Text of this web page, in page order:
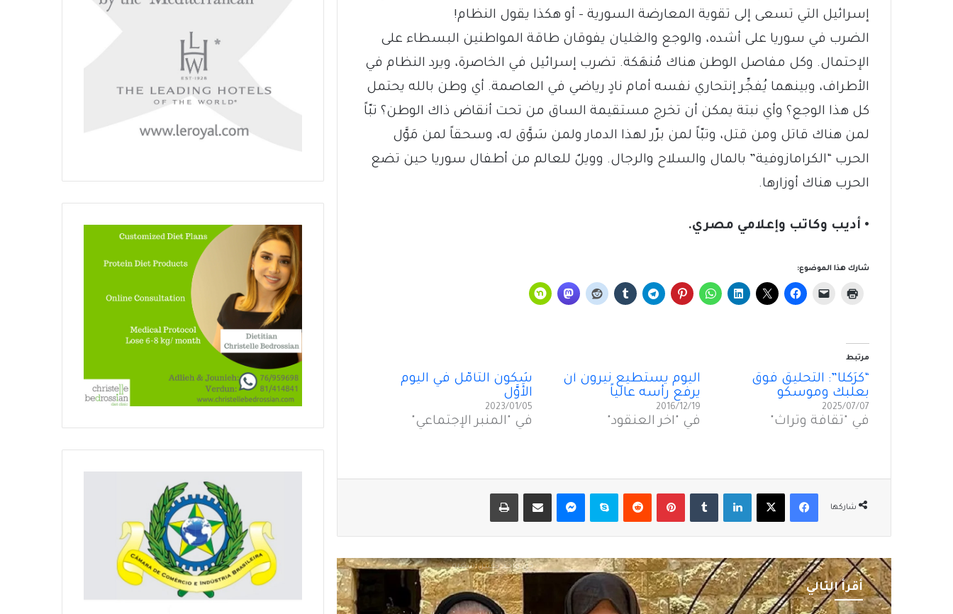
إسرائيل التي تسعى إلى تقوية المعارضة السورية – أو هكذا يقول النظام!
الضرب في سوريا على أشده، والوجع والغليان يفوقان طاقة المواطنين البسطاء على
الإحتمال. وكل مفاصل الوطن هناك مُنهَكة. تضرب إسرائيل في الخاصرة، ويرد النظام في
الأطراف، وبينهما يُفجِّر إنتحاري نفسه أمام نادٍ رياضي في العاصمة. أي وطن بالله يحتمل
كل هذا الوجع؟ وأي نبتة يمكن أن تخرج مستقيمة الساق من تحت أنقاض ذاك الوطن؟ تبّاً
لمن هناك قاتل ومن قتل، وتبّاً لمن برّر لهذا الدمار ولمن سَوَّق له، وسحقاً لمن مَوَّل
الحرب “الكرامازوفية” بالمال والسلاح والرجال. وويلٌ للعالم من أطفال سوريا حين تضع
الحرب هناك أوزارها.
• أديب وكاتب وإعلامي مصري.
شارك هذا الموضوع:
مرتبط
“كَرَكَلَّا”: التَحليقُ فَوقَ
بعلبك وموسكو
2025/07/07
في "ثقافة وتراث"
اليوم يستطيع نيرون أن
يرفع رأسه عالياً
2016/12/19
في "آخر العنقود"
سُكونُ التأَمُّل في اليوم
الأَوَّل
2023/01/05
في "المنبر الإجتماعي"
شاركها
فيسبوك‫X لينكدإن بينتيريست سكايب ماسنجر مشاركة عبر البريد طباعة
أقرأ التالي
لبنان فيليب سالم
رؤًى جميلةُ اللأْلاء في “عين الحمراء”